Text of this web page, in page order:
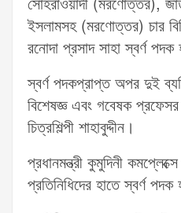
সোহরাওয়ার্দী (মরণোত্তর),
ইসলামসহ (মরণোত্তর) চার
রনোদা প্রসাদ সাহা স্বর্ণ
স্বর্ণ পদকপ্রাপ্ত অপর দুই
বিশেষজ্ঞ এবং গবেষক
চিত্রশিল্পী শাহাবুদ্দীন।
প্রধানমন্ত্রী কুমুদিনী
প্রতিনিধিদের হাতে স্বর্ণ